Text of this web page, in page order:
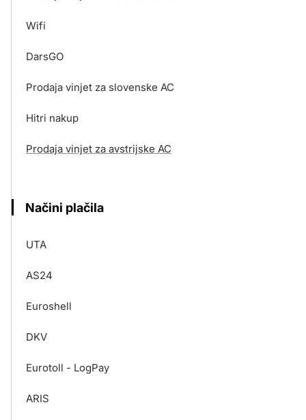
Wifi
DarsGO
Prodaja vinjet za slovenske AC
Hitri nakup
Prodaja vinjet za avstrijske AC
Načini plačila
UTA
AS24
Euroshell
DKV
Eurotoll - LogPay
ARIS